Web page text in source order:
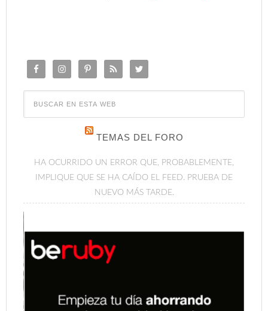
TEMAS DEL FORO
HA OCURRIDO UN ERROR QUE, PROBABLEMENTE,
IMPLIQUE QUE SE HA CAÍDO EL FEED. PRUEBA DE
NUEVO MÁS TARDE.